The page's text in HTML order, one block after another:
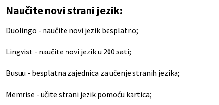
Naučite novi strani jezik:
Duolingo - naučite novi jezik besplatno;
Lingvist - naučite novi jezik u 200 sati;
Busuu - besplatna zajednica za učenje stranih jezika;
Memrise - učite strani jezik pomoću kartica;